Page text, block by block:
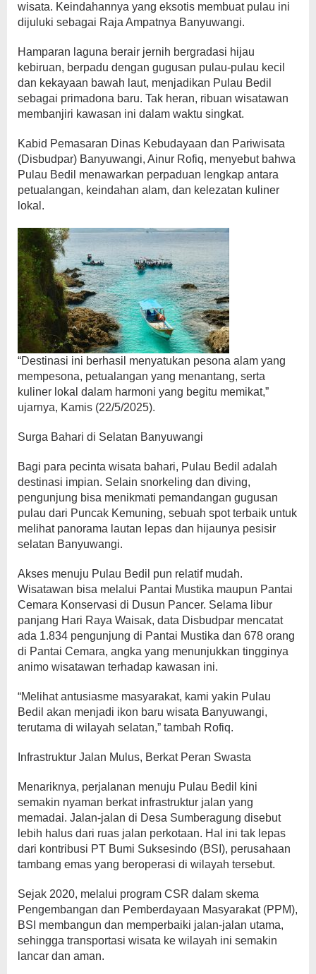
wisata. Keindahannya yang eksotis membuat pulau ini
dijuluki sebagai Raja Ampatnya Banyuwangi.
Hamparan laguna berair jernih bergradasi hijau
kebiruan, berpadu dengan gugusan pulau-pulau kecil
dan kekayaan bawah laut, menjadikan Pulau Bedil
sebagai primadona baru. Tak heran, ribuan wisatawan
membanjiri kawasan ini dalam waktu singkat.
Kabid Pemasaran Dinas Kebudayaan dan Pariwisata
(Disbudpar) Banyuwangi, Ainur Rofiq, menyebut bahwa
Pulau Bedil menawarkan perpaduan lengkap antara
petualangan, keindahan alam, dan kelezatan kuliner
lokal.
“Destinasi ini berhasil menyatukan pesona alam yang
mempesona, petualangan yang menantang, serta
kuliner lokal dalam harmoni yang begitu memikat,”
ujarnya, Kamis (22/5/2025).
Surga Bahari di Selatan Banyuwangi
Bagi para pecinta wisata bahari, Pulau Bedil adalah
destinasi impian. Selain snorkeling dan diving,
pengunjung bisa menikmati pemandangan gugusan
pulau dari Puncak Kemuning, sebuah spot terbaik untuk
melihat panorama lautan lepas dan hijaunya pesisir
selatan Banyuwangi.
Akses menuju Pulau Bedil pun relatif mudah.
Wisatawan bisa melalui Pantai Mustika maupun Pantai
Cemara Konservasi di Dusun Pancer. Selama libur
panjang Hari Raya Waisak, data Disbudpar mencatat
ada 1.834 pengunjung di Pantai Mustika dan 678 orang
di Pantai Cemara, angka yang menunjukkan tingginya
animo wisatawan terhadap kawasan ini.
“Melihat antusiasme masyarakat, kami yakin Pulau
Bedil akan menjadi ikon baru wisata Banyuwangi,
terutama di wilayah selatan,” tambah Rofiq.
Infrastruktur Jalan Mulus, Berkat Peran Swasta
Menariknya, perjalanan menuju Pulau Bedil kini
semakin nyaman berkat infrastruktur jalan yang
memadai. Jalan-jalan di Desa Sumberagung disebut
lebih halus dari ruas jalan perkotaan. Hal ini tak lepas
dari kontribusi PT Bumi Suksesindo (BSI), perusahaan
tambang emas yang beroperasi di wilayah tersebut.
Sejak 2020, melalui program CSR dalam skema
Pengembangan dan Pemberdayaan Masyarakat (PPM),
BSI membangun dan memperbaiki jalan-jalan utama,
sehingga transportasi wisata ke wilayah ini semakin
lancar dan aman.